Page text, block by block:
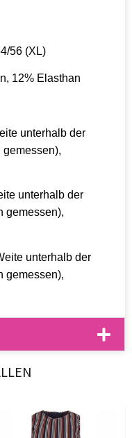
56 (XL)
12% Elasthan
unterhalb der
unterhalb der
gemessen),
unterhalb der
gemessen),